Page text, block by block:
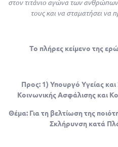
στον τιτάνιο αγώνα των
τους και να σταματήσει να
Το πλήρες κείμενο της
Προς: 1) Υπουργό Υγείας
Κοινωνικής Ασφάλισης και
Θέμα: Για τη βελτίωση της
Σκλήρυνση κατά